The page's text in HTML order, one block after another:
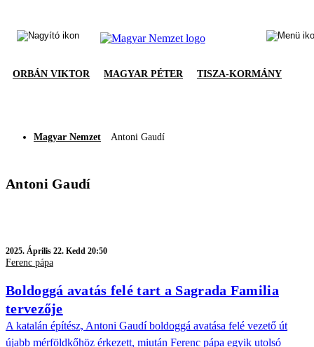
ORBÁN VIKTOR MAGYAR PÉTER TISZA-KORMÁNY
Magyar Nemzet Antoni Gaudí
Antoni Gaudí
2025. Április 22. Kedd 20:50
Ferenc pápa
Boldoggá avatás felé tart a Sagrada Familia
tervezője
A katalán építész, Antoni Gaudí boldoggá avatása felé vezető út
újabb mérföldkőhöz érkezett, miután Ferenc pápa egyik utolsó